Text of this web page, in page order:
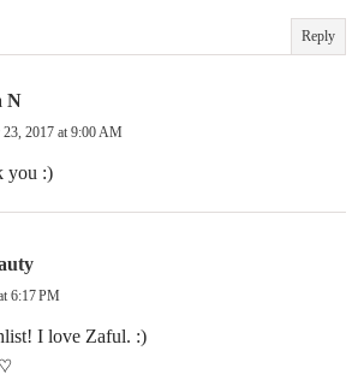
Reply
N
23, 2017 at 9:00 AM
you :)
6:17 PM
I love Zaful. :)